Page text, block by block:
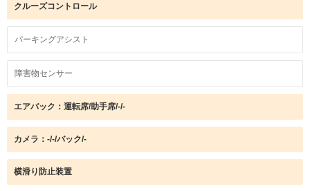
クルーズコントロール
パーキングアシスト
障害物センサー
エアバック：運転席/助手席/-/-
カメラ：-/-/バック/-
横滑り防止装置